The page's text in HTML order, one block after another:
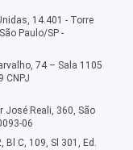
14.401 - Torre
Paulo/SP -
74 – Sala 1105
CNPJ
José Reali, 360, São
06
C, 109, Sl 301, Ed.